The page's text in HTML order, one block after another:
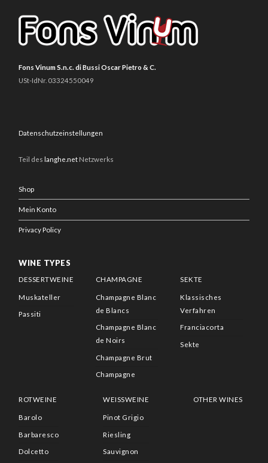
Fons Vinum S.n.c. di Bussi Oscar Pietro & C.
USt-IdNr. 03324550049
Datenschutzeinstellungen
Teil des langhe.net Netzwerks
Shop
Mein Konto
Privacy Policy
WINE TYPES
DESSERTWEINE
Muskateller
Passiti
CHAMPAGNE
Champagne Blanc
de Blancs
Champagne Blanc
de Noirs
Champagne Brut
Champagne
SEKTE
Klassisches
Verfahren
Franciacorta
Sekte
ROTWEINE
Barolo
Barbaresco
Dolcetto
WEISSWEINE
Pinot Grigio
Riesling
Sauvignon
OTHER WINES